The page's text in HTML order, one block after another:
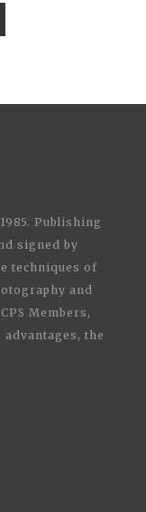
Publishing
signed by
techniques of
and
Members,
the